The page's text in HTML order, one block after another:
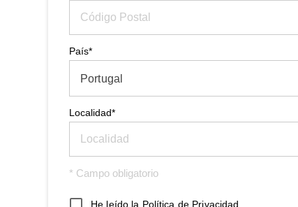
País*
Portugal
Localidad*
* Campo obligatorio
He leído la Política de Privacidad